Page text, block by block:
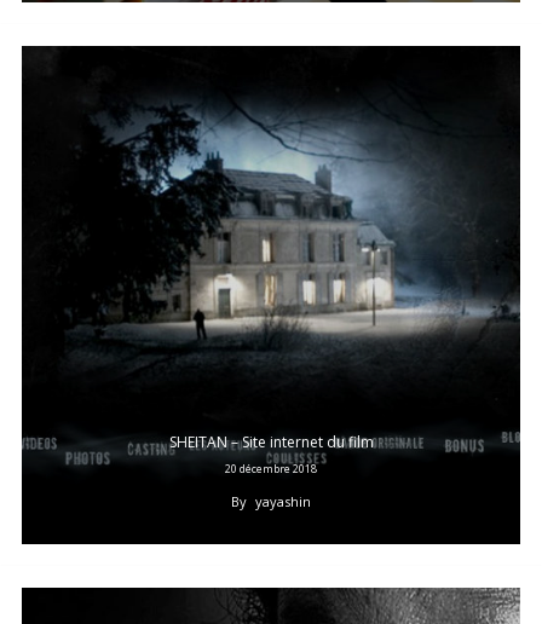
SHEITAN – Site internet du film
20 décembre 2018
By yayashin